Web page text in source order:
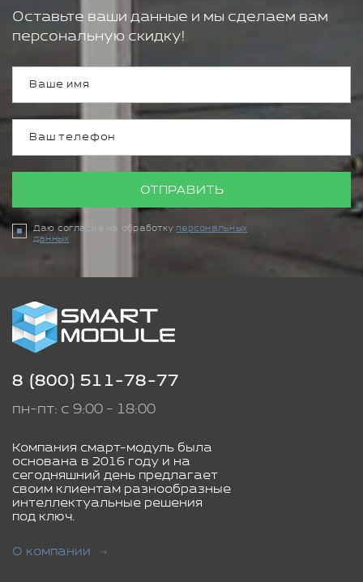
Оставьте ваши данные и мы сделаем вам
персональную скидку!
ОТПРАВИТЬ
Даю согласие на обработкуперсональных
данных
8 (800) 511-78-77
пн-пт: с 9:00 - 18:00
Компания смарт-модуль была
основана в 2016 году и на
сегодняшний день предлагает
своим клиентам разнообразные
интеллектуальные решения
под ключ.
О компании